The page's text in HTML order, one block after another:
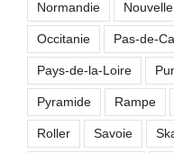
Normandie
Occitanie Pas-de-
Pays-de-la-Loire
Pyramide Rampe
Roller Savoie